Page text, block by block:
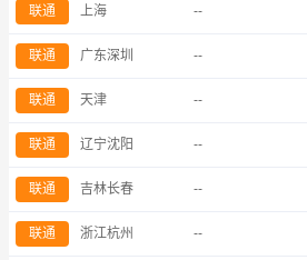
联通 上海 --
联通 广东深圳 --
联通 天津 --
联通 辽宁沈阳 --
联通 吉林长春 --
联通 浙江杭州 --